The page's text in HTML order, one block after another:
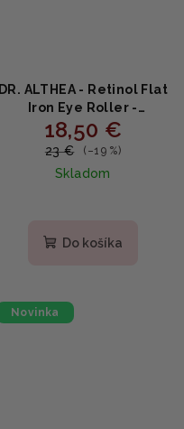
DR. ALTHEA - Retinol Flat
Iron Eye Roller -
Omladzujúce očné
sérum s retinolom 25ml
18,50 €
23 € (–19 %)
Skladom
Do košíka
Novinka